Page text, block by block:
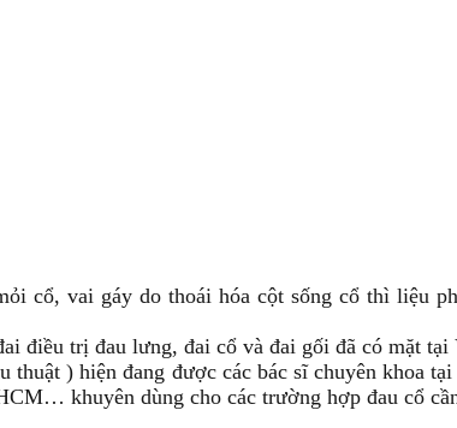
cổ, vai gáy do thoái hóa cột sống cổ thì liệu
điều trị đau lưng, đai cổ và đai gối đã có mặt
thuật ) hiện đang được các bác sĩ chuyên khoa
khuyên dùng cho các trường hợp đau cổ